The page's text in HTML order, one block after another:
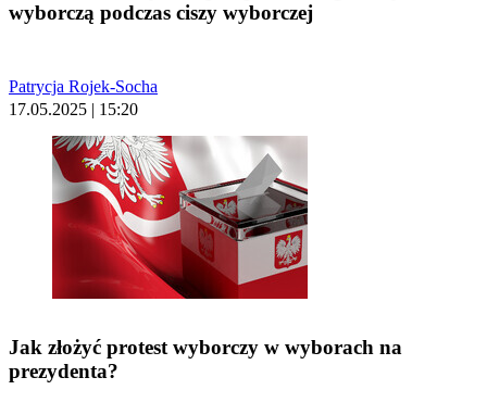
wyborczą podczas ciszy wyborczej
Patrycja Rojek-Socha
17.05.2025 | 15:20
Jak złożyć protest wyborczy w wyborach na
prezydenta?